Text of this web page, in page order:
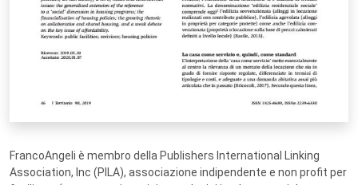
FrancoAngeli è membro della Publishers International Linking
Association, Inc (PILA), associazione indipendente e non profit per